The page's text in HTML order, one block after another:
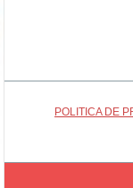
POLITICA DE